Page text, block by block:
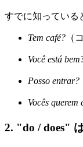
すでに知っている
Tem café? （
Você está
Posso entrar?
Vocês querem
2. "do / does"